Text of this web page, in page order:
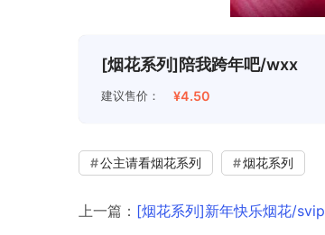
[烟花系列]陪我跨年吧/wxx
建议售价： ¥4.50
公主请看烟花系列 烟花系列
上一篇： [烟花系列]新年快乐烟花/svip